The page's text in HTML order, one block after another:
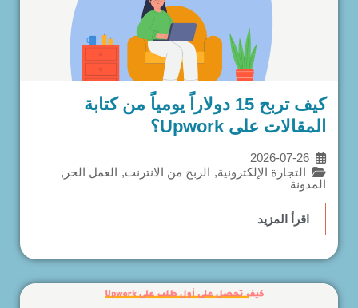
كيف تربح 15 دولاراً يومياً من كتابة
المقالات على Upwork؟
2026-07-26
التجارة الإلكترونية, الربح من الانترنت, العمل الحر ,
المدونة
اقرأ المزيد